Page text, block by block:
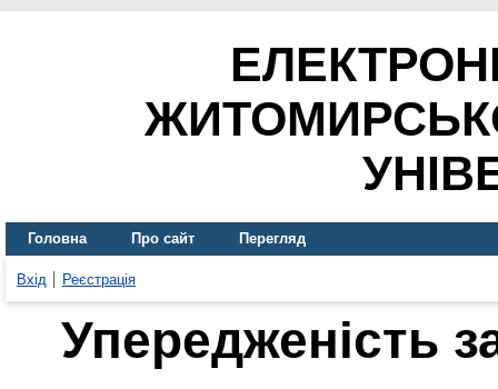
Головна Про сайт Перегляд
Вхід Реєстрація
Упередженість